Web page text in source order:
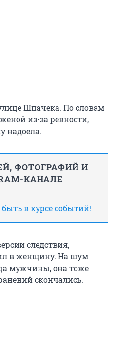
Шпачека. По словам
из-за ревности,
надоела.
ФОТОГРАФИЙ И
КАНАЛЕ
в курсе событий!
следствия,
в женщину. На шум
мужчины, она тоже
скончались.